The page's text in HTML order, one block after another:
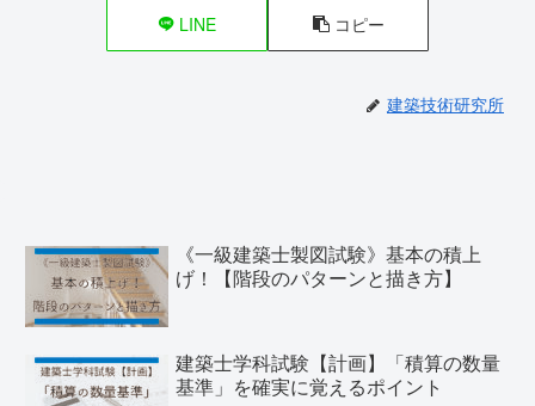
LINE コピー
建築技術研究所
《一級建築士製図試験》基本の積上
げ！【階段のパターンと描き方】
建築士学科試験【計画】「積算の数量
基準」を確実に覚えるポイント